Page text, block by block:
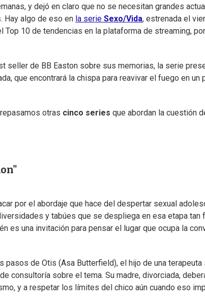
y dejó en claro que no se necesitan grandes
Hay algo de eso en la serie Sexo/Vida, estrenada el
Top 10 de tendencias en la plataforma de streaming,
seller de BB Easton sobre sus memorias, la serie
que encontrará la chispa para reavivar el fuego en
otras cinco series que abordan la cuestión
por el abordaje que hace del despertar sexual
y tabúes que se despliega en esa etapa tan
es una invitación para pensar el lugar que ocupa la
pasos de Otis (Asa Butterfield), el hijo de una terapeuta
consultoría sobre el tema. Su madre, divorciada,
y a respetar los límites del chico aún cuando eso